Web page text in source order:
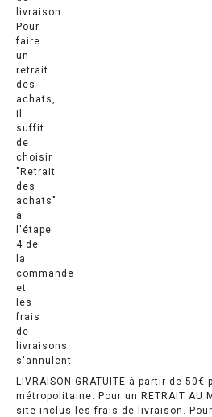
LIVRAISON GRATUITE à partir de 50€
métropolitaine. Pour un RETRAIT AU
site inclus les frais de livraison.